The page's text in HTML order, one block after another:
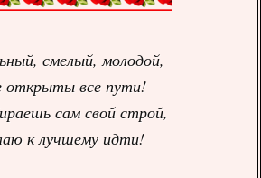
смелый, молодой,
открыты все пути!
сам свой строй,
к лучшему идти!